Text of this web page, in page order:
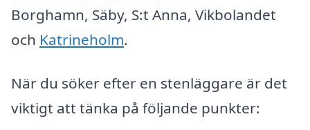
Borghamn, Säby, S:t Anna, Vikbolandet
och Katrineholm.
När du söker efter en stenläggare är det
viktigt att tänka på följande punkter: